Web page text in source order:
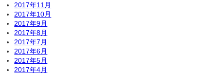
2017年11月
2017年10月
2017年9月
2017年8月
2017年7月
2017年6月
2017年5月
2017年4月